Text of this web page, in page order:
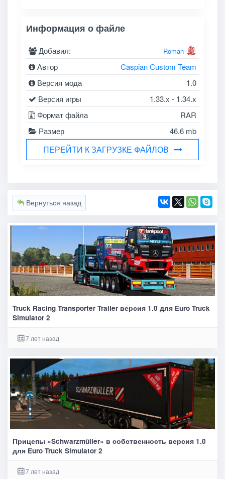
Информация о файле
Добавил: Roman
Автор
Caspian Custom Team
Версия мода
1.0
Версия игры
1.33.x - 1.34.x
Формат файла
RAR
Размер
46.6 mb
ПЕРЕЙТИ К ЗАГРУЗКЕ ФАЙЛОВ
Вернуться назад
Truck Racing Transporter Trailer версия 1.0 для Euro Truck
Simulator 2
7 лет назад
Прицепы «Schwarzmüller» в собственность версия 1.0
для Euro Truck Simulator 2
7 лет назад